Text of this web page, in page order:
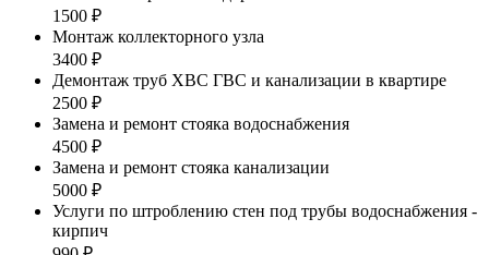
1500 ₽
Монтаж коллекторного узла
3400 ₽
Демонтаж труб ХВС ГВС и канализации в квартире
2500 ₽
Замена и ремонт стояка водоснабжения
4500 ₽
Замена и ремонт стояка канализации
5000 ₽
Услуги по штроблению стен под трубы водоснабжения -
кирпич